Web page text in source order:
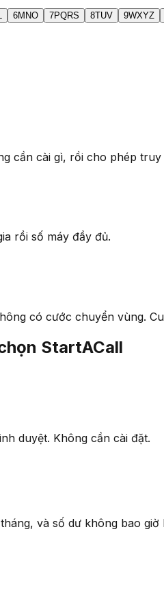
6MNO 7PQRS 8TUV 9WXYZ
cần cài gì, rồi cho phép truy
rồi số máy đầy đủ.
có cước chuyển vùng.
StartACall
duyệt. Không cần cài đặt.
và số dư không bao giờ